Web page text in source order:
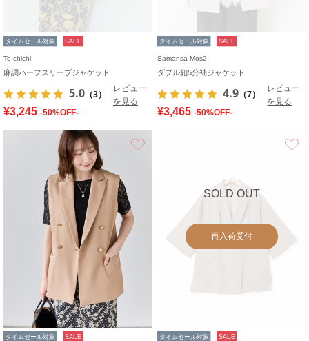
タイムセール対象 SALE
Te chichi
麻調ハーフスリーブジャケット
5.0 （3）
レビュー
を見る
¥3,245 -50%OFF-
タイムセール対象 SALE
Samansa Mos2
ダブル釦5分袖ジャケット
4.9 （7）
レビュー
を見る
¥3,465 -50%OFF-
タイムセール対象 SALE
SOLD OUT
再入荷受付
タイムセール対象 SALE